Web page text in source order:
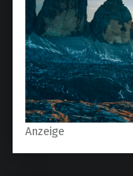
Anzeige